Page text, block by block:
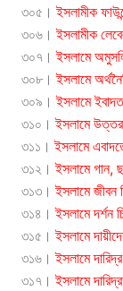
৩০৫।ইসলামীক
৩০৬।ইসলামীক
৩০৭।ইসলামে
৩০৮।ইসলামে
৩০৯।ইসলামে
৩১০।ইসলামে
৩১১।ইসলামে
৩১২।ইসলামে গান,
৩১৩।ইসলামে জীবন
৩১৪।ইসলামে দর্শন
৩১৫।ইসলামে
৩১৬।ইসলামে
৩১৭।ইসলামে